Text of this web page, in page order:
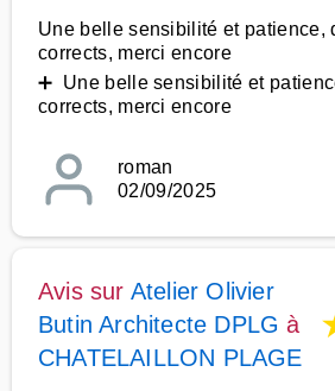
Une belle sensibilité et patience,
corrects, merci encore
➕ Une belle sensibilité et
corrects, merci encore
roman
02/09/2025
Avis sur Atelier Olivier
Butin Architecte DPLG à
CHATELAILLON PLAGE